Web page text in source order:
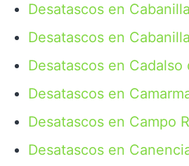
Desatascos en
Desatascos en
Desatascos en
Desatascos en
Desatascos en Campo
Desatascos en